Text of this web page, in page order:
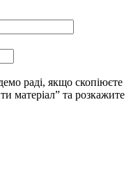
раді, якщо скопіюєте
матеріал” та розкажите